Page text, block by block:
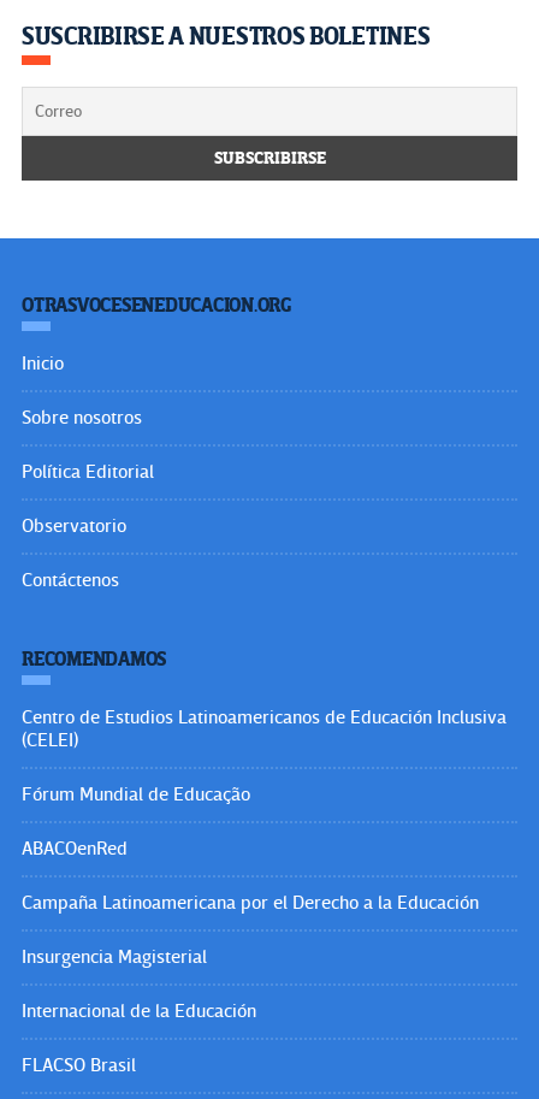
SUSCRIBIRSE A NUESTROS BOLETINES
OTRASVOCESENEDUCACION.ORG
Inicio
Sobre nosotros
Política Editorial
Observatorio
Contáctenos
RECOMENDAMOS
Centro de Estudios Latinoamericanos de Educación Inclusiva
(CELEI)
Fórum Mundial de Educação
ABACOenRed
Campaña Latinoamericana por el Derecho a la Educación
Insurgencia Magisterial
Internacional de la Educación
FLACSO Brasil